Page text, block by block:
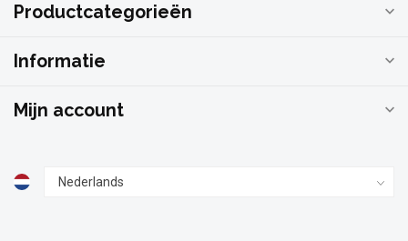
Productcategorieën
Informatie
Mijn account